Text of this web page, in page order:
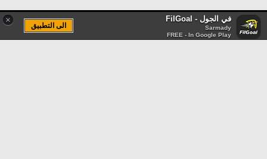
× في الجول - FilGoal
Sarmady
FREE - In Google Play
الى التطبيق